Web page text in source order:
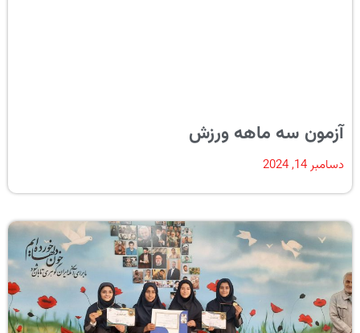
آزمون سه ماهه ورزش
دسامبر 14, 2024